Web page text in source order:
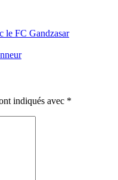
le FC Gandzasar
indiqués avec *